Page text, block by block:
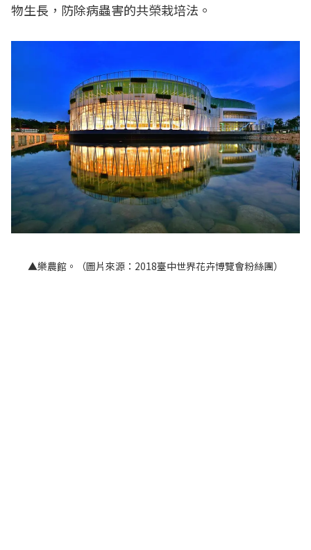
物生長，防除病蟲害的共榮栽培法。
▲樂農館。（圖片來源：2018臺中世界花卉博覽會粉絲團）